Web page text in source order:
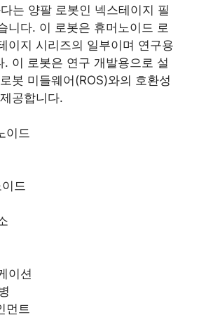
는 양팔 로봇인 넥스테이지 필
니다. 이 로봇은 휴머노이드 로
이지 시리즈의 일부이며 연구용
. 이 로봇은 연구 개발용으로 설
봇 미들웨어(ROS)와의 호환성
공합니다.
이드
드
이션
먼트